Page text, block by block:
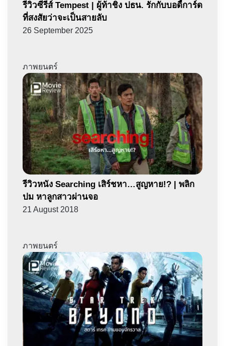
รีวิวซีรีส์ Tempest | ผู้ท้าชิง ปธน. รักกับบอดี้การ์ด
ที่สงสัยว่าจะเป็นสายลับ
26 September 2025
ภาพยนตร์
รีวิวหนัง Searching เสิร์ชหา…สูญหาย!? | พลิก
ปม หาลูกสาวผ่านจอ
21 August 2018
ภาพยนตร์